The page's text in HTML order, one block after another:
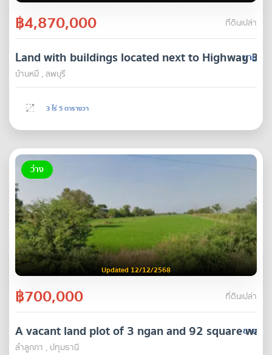
฿4,870,000 ที่ดินเปล่า
ขาย
Land with buildings located next to Highway
บ้านหมี่ , ลพบุรี
3 ไร่ 5 ตารางวา
ว่าง
Updated 12/12/2568
฿700,000 ที่ดินเปล่า
ขาย
A vacant land plot of 3 ngan and 92 square
ลำลูกกา , ปทุมธานี